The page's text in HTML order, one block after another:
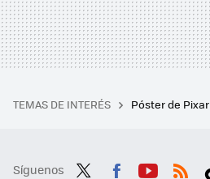
TEMAS DE INTERÉS Póster de Pixar
Síguenos